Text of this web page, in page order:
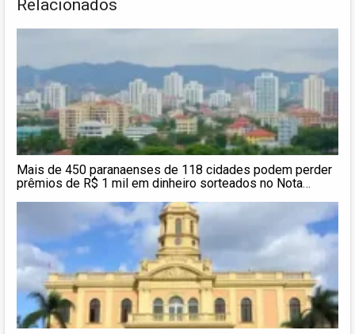
Relacionados
Mais de 450 paranaenses de 118 cidades podem perder
prêmios de R$ 1 mil em dinheiro sorteados no Nota